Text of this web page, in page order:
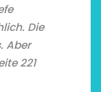
Die
Aber
221